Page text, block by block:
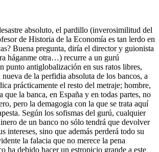
absoluto, el pardillo (inverosimilitud del
de Historia de la Economía es tan lerdo en
Buena pregunta, diría el director y guionista
háganme otra…) recurre a un gurú
punto antiglobalización en sus ratos libres,
de la perfidia absoluta de los bancos, a
prácticamente el resto del metraje; hombre,
que la banca, en España y en todas partes, no
pero la demagogia con la que se trata aquí
Según los sofismas del gurú, cualquier
de un banco no sólo tendrá que devolver
intereses, sino que además perderá todo su
la falacia que no merece la pena
ha debido hacer un estropicio grande a este